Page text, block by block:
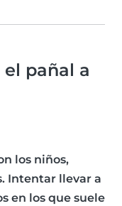
pañal a
los niños,
Intentar llevar a
en los que suele